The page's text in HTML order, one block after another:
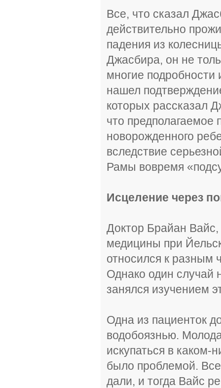
Все, что сказал
действительно
падения из
Джасбира, он не
многие подробности
нашел
которых рассказал
что
новорожденного
вследствие
Рамы вовремя
Исцеление через
Доктор Брайан Вайс,
медицины при
относился к разным
Однако один случай
занялся изучением
Одна из пациенток
водобоязнью.
искупаться в каком-
было проблемой.
дали, и тогда Вайс